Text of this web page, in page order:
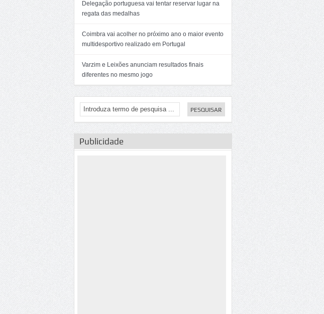
Delegação portuguesa vai tentar reservar lugar na
regata das medalhas
Coimbra vai acolher no próximo ano o maior evento
multidesportivo realizado em Portugal
Varzim e Leixões anunciam resultados finais
diferentes no mesmo jogo
Publicidade